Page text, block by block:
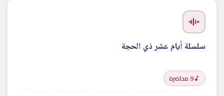
سلسلة أيام عشر ذي الحجة
9 محاضرة